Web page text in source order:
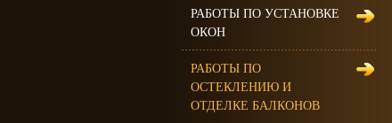
РАБОТЫ ПО УСТАНОВКЕ
ОКОН
РАБОТЫ ПО
ОСТЕКЛЕНИЮ И
ОТДЕЛКЕ БАЛКОНОВ